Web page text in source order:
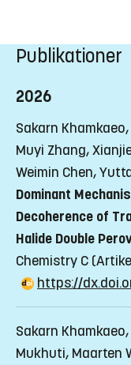
Publikationer
2026
Sakarn
Muyi Zhang,
Weimin Chen,
Dominant
Decoherence of
Halide Double
Chemistry C
https://
Sakarn
Mukhuti, Maarten